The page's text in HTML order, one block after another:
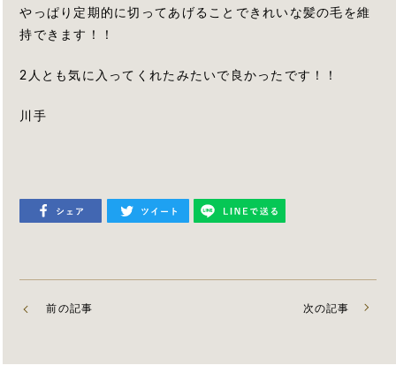
やっぱり定期的に切ってあげることできれいな髪の毛を維
持できます！！
2人とも気に入ってくれたみたいで良かったです！！
川手
前の記事 次の記事